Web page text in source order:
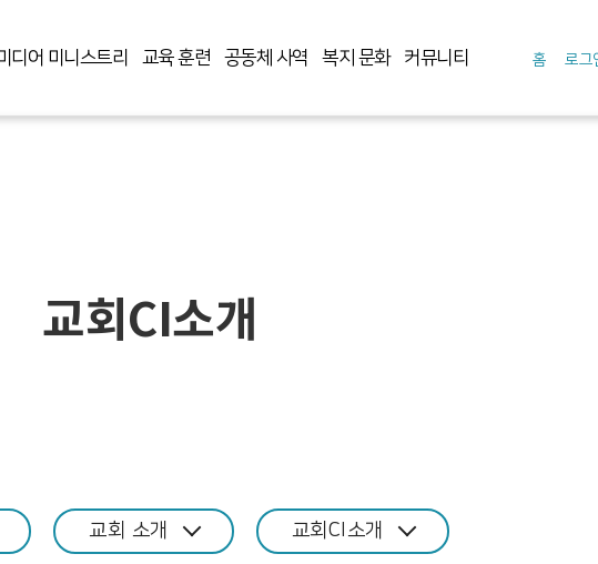
디어 미니스트리 교육 훈련 공동체 사역 복지 문화 커뮤니티 홈 로그
교회CI소개
교회 소개 교회CI소개